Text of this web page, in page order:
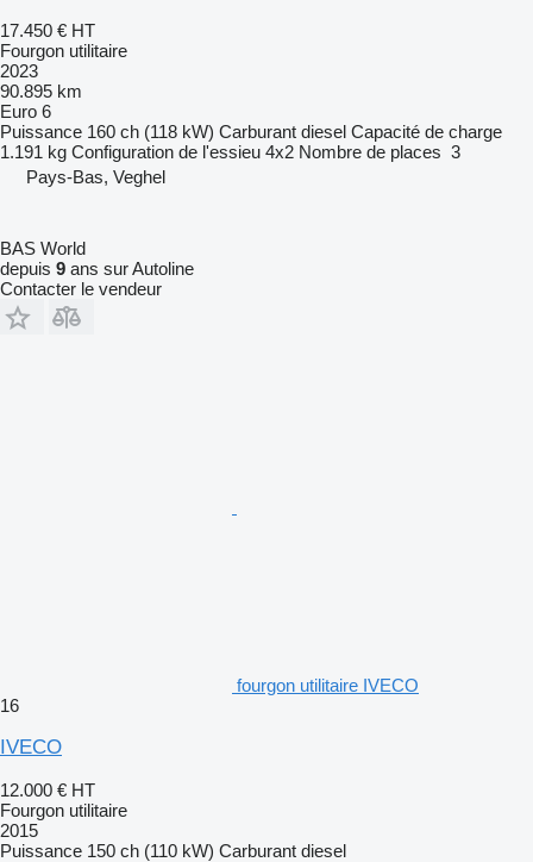
17.450 € HT
Fourgon utilitaire
2023
90.895 km
Euro 6
Puissance 160 ch (118 kW) Carburant diesel Capacité de charge
1.191 kg Configuration de l'essieu 4x2 Nombre de places 3
Pays-Bas, Veghel
BAS World
depuis 9 ans sur Autoline
Contacter le vendeur
fourgon utilitaire IVECO
16
IVECO
12.000 € HT
Fourgon utilitaire
2015
Puissance 150 ch (110 kW) Carburant diesel